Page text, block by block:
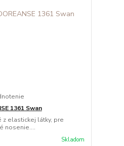
1361 Swan
z elastickej látky, pre
nosenie....
Skladom